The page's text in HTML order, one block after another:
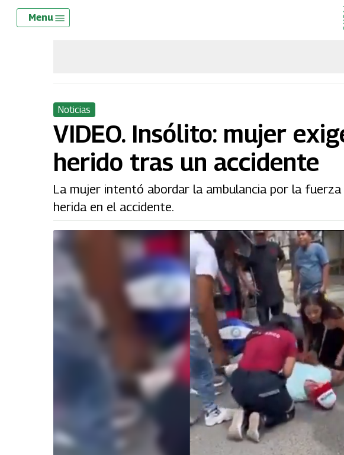
Skip
Menu
Noticias
VIDEO. Insólito: mujer
herido tras un accidente
La mujer intentó abordar la ambulancia por la
herida en el accidente.
Menu